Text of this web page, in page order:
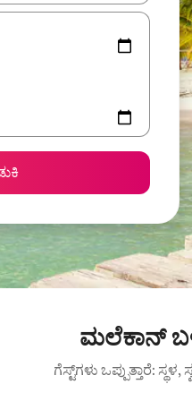
ಮಲೆಕಾನ್
ಗೆಸ್ಟ್‌ಗಳು ಒಪ್ಪುತ್ತಾರೆ: